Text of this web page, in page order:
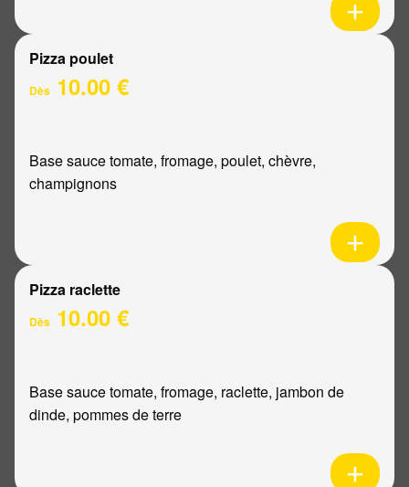
Pizza poulet
Dès 10.00 €
Base sauce tomate, fromage, poulet, chèvre,
champignons
Pizza raclette
Dès 10.00 €
Base sauce tomate, fromage, raclette, jambon de
dinde, pommes de terre